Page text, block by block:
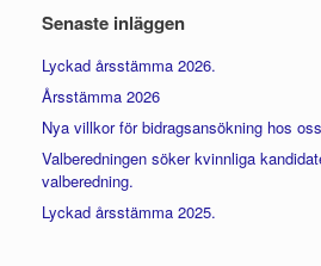
Senaste inläggen
Lyckad årsstämma 2026.
Årsstämma 2026
Nya villkor för bidragsansökning hos
Valberedningen söker kvinnliga
valberedning.
Lyckad årsstämma 2025.